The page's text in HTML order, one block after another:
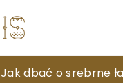
Naturalne metody na
Jak dbać o srebrne
Jak ręczne szycie